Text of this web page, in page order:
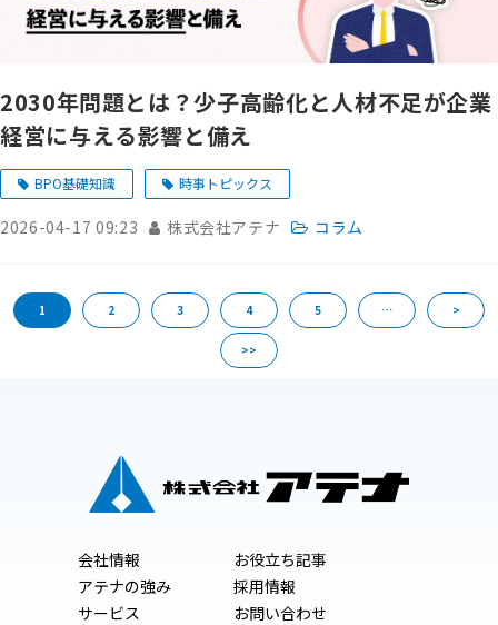
2030年問題とは？少子高齢化と人材不足が企業
経営に与える影響と備え
BPO基礎知識 時事トピックス
2026-04-17 09:23 株式会社アテナ コラム
1 2 3 4 5 … >
>>
会社情報
お役立ち記事
アテナの強み
採用情報
サービス
お問い合わせ